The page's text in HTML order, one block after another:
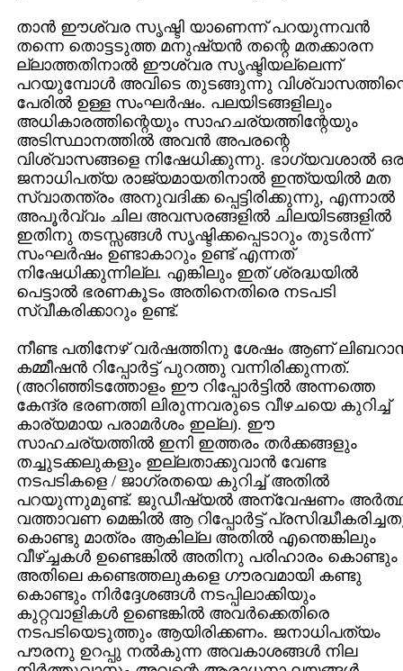
താന്‍ ഈശ്വര സൃഷ്ടി യാണെന്ന് പറയുന്നവന്‍
തന്നെ തൊട്ടടുത്ത മനുഷ്യന്‍ തന്റെ മതക്കാരന
ല്ലാത്തതിനാല്‍ ഈശ്വര സൃഷ്ടിയല്ലെന്ന്
പറയുമ്പോള്‍ അവിടെ തുടങ്ങുന്നു
പേരില്‍ ഉള്ള സംഘര്‍ഷം. പലയിടങ്ങളിലും
അധികാരത്തിന്റെയും സാഹചര്യത്തിന്റേയും
അടിസ്ഥാനത്തില്‍ അവന്‍ അപരന്റെ
വിശ്വാസങ്ങളെ നിഷേധിക്കുന്നു. ഭാഗ്യവശാല്‍
ജനാധിപത്യ രാജ്യമായതിനാല്‍ ഇന്ത്യയില്‍ മത
സ്വാതന്ത്രം അനുവദിക്ക പ്പെട്ടിരിക്കുന്നു, എന്നാല്‍
അപൂര്‍വ്വം ചില അവസരങ്ങളില്‍ ചിലയിടങ്ങളില്‍
ഇതിനു തടസ്സങ്ങള്‍ സൃഷ്ടിക്കപ്പെടാറും തുടര്‍ന്ന്
സംഘര്‍ഷം ഉണ്ടാകാറും ഉണ്ട്‌ എന്നത്‌
നിഷേധിക്കുന്നില്ല. എങ്കിലും ഇത്‌ ശ്രദ്ധയില്‍
പെട്ടാല്‍ ഭരണകൂടം അതിനെതിരെ നടപടി
സ്വീകരിക്കാറും ഉണ്ട്‌.
നീണ്ട പതിനേഴ്‌ വര്‍ഷത്തിനു ശേഷം ആണ്‌
കമ്മീഷന്‍ റിപ്പോര്‍ട്ട്‌ പുറത്തു വന്നിരിക്കുന്നത്‌.
(അറിഞ്ഞിടത്തോളം ഈ റിപ്പോര്‍ട്ടില്‍ അന്നത്തെ
കേന്ദ്ര ഭരണത്തി ലിരുന്നവരുടെ വീഴചയെ കുറിച്ച്‌
കാര്യമായ പരാമര്‍ശം ഇല്ല). ഈ
സാഹചര്യത്തില്‍ ഇനി ഇത്തരം തര്‍ക്കങ്ങളും
തച്ചുടക്കലുകളും ഇല്ലതാക്കുവാന്‍ വേണ്ട
നടപടികളെ / ജാഗ്രതയെ കുറിച്ച്‌ അതില്‍
പറയുന്നുമുണ്ട്‌. ജുഡീഷ്യല്‍ അന്വേഷണം
വത്താവണ മെങ്കില്‍ ആ റിപ്പോര്‍ട്ട്‌
കൊണ്ടു മാത്രം ആകില്ല അതില്‍ എന്തെങ്കിലും
വീഴ്‌ച്ചകള്‍ ഉണ്ടെങ്കില്‍ അതിനു പരിഹാരം കൊണ്ടും
അതിലെ കണ്ടെത്തലുകളെ ഗൗരവമായി കണ്ടു
കൊണ്ടും നിര്‍ദ്ദേശങ്ങള്‍ നടപ്പിലാക്കിയും
കുറ്റവാളികള്‍ ഉണ്ടെങ്കില്‍ അവര്‍ക്കെതിരെ
നടപടിയെടുത്തും ആയിരിക്കണം. ജനാധിപത്യം
പൗരനു ഉറപ്പു നല്‍കുന്ന അവകാശങ്ങള്‍ നില